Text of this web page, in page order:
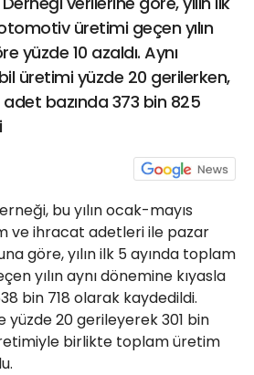
üretimi geçen yılın
yüzde 10 azaldı. Aynı
üretimi yüzde 20 gerilerken,
bazında 373 bin 825
bu yılın ocak-mayıs
ve ihracat adetleri ile pazar
göre, yılın ilk 5 ayında toplam
yılın aynı dönemine kıyasla
bin 718 olarak kaydedildi.
20 gerileyerek 301 bin
birlikte toplam üretim
21 Gölcük
02624132333
haber@golcukpostasi.com